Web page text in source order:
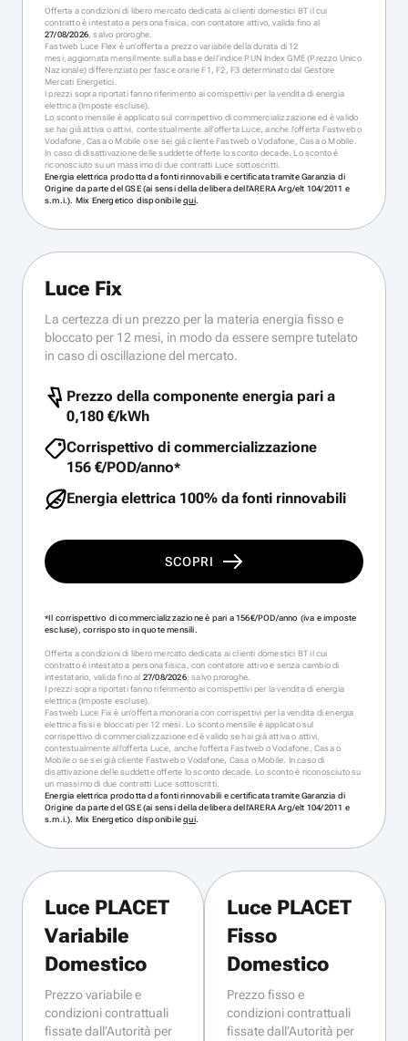
Offerta a condizioni di libero mercato dedicata ai clienti domestici BT il cui
contratto è intestato a persona fisica, con contatore attivo, valida fino al
27/08/2026, salvo proroghe.
Fastweb Luce Flex è un’offerta a prezzo variabile della durata di 12
mesi, aggiornata mensilmente sulla base dell’indice PUN Index GME (Prezzo Unico
Nazionale) differenziato per fasce orarie F1, F2, F3 determinato dal Gestore
Mercati Energetici.
I prezzi sopra riportati fanno riferimento ai corrispettivi per la vendita di energia
elettrica (Imposte escluse).
Lo sconto mensile è applicato sul corrispettivo di commercializzazione ed è valido
se hai già attiva o attivi, contestualmente all’offerta Luce, anche l’offerta Fastweb o
Vodafone, Casa o Mobile o se sei già cliente Fastweb o Vodafone, Casa o Mobile.
In caso di disattivazione delle suddette offerte lo sconto decade. Lo sconto è
riconosciuto su un massimo di due contratti Luce sottoscritti.
Energia elettrica prodotta da fonti rinnovabili e certificata tramite Garanzia di
Origine da parte del GSE (ai sensi della delibera dell’ARERA Arg/elt 104/2011 e
s.m.i.). Mix Energetico disponibilequi.
Luce Fix
La certezza di un prezzo per la materia energia fisso e
bloccato per 12 mesi, in modo da essere sempre tutelato
in caso di oscillazione del mercato.
Prezzo della componente energia pari a
0,180 €/kWh
Corrispettivo di commercializzazione
156 €/POD/anno*
Energia elettrica 100% da fonti rinnovabili
SCOPRI
*Il corrispettivo di commercializzazione è pari a 156€/POD/anno (iva e imposte
escluse), corrisposto in quote mensili.
Offerta a condizioni di libero mercato dedicata ai clienti domestici BT il cui
contratto è intestato a persona fisica, con contatore attivo e senza cambio di
intestatario, valida fino al 27/08/2026, salvo proroghe.
I prezzi sopra riportati fanno riferimento ai corrispettivi per la vendita di energia
elettrica (Imposte escluse).
Fastweb Luce Fix è un’offerta monoraria con corrispettivi per la vendita di energia
elettrica fissi e bloccati per 12 mesi. Lo sconto mensile è applicato sul
corrispettivo di commercializzazione ed è valido se hai già attiva o attivi,
contestualmente all’offerta Luce, anche l’offerta Fastweb o Vodafone, Casa o
Mobile o se sei già cliente Fastweb o Vodafone, Casa o Mobile. In caso di
disattivazione delle suddette offerte lo sconto decade. Lo sconto è riconosciuto su
un massimo di due contratti Luce sottoscritti.
Energia elettrica prodotta da fonti rinnovabili e certificata tramite Garanzia di
Origine da parte del GSE (ai sensi della delibera dell’ARERA Arg/elt 104/2011 e
s.m.i.). Mix Energetico disponibilequi.
Luce PLACET
Variabile
Domestico
Prezzo variabile e
condizioni contrattuali
fissate dall’Autorità per
Luce PLACET
Fisso
Domestico
Prezzo fisso e
condizioni contrattuali
fissate dall’Autorità per